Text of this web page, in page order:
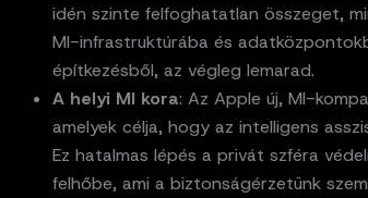
idén szinte felfoghatatlan összeget,
MI-infrastruktúrába és
építkezésből, az végleg lemarad.
A helyi MI kora: Az Apple új, MI-
amelyek célja, hogy az intelligens
Ez hatalmas lépés a privát szféra
felhőbe, ami a biztonságérzetünk